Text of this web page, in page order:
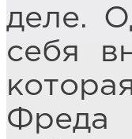
деле.
себя